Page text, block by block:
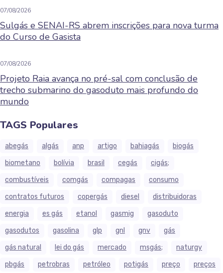
07/08/2026
Sulgás e SENAI-RS abrem inscrições para nova turma
do Curso de Gasista
07/08/2026
Projeto Raia avança no pré-sal com conclusão de
trecho submarino do gasoduto mais profundo do
mundo
TAGS Populares
abegás algás anp artigo bahiagás
biogás
biometano
bolívia brasil cegás
cigás;
combustíveis
comgás compagas
consumo
contratos futuros
copergás diesel
distribuidoras
energia
es gás etanol gasmig
gasoduto
gasodutos
gasolina glp gnl gnv
gás
gás natural
lei do gás mercado msgás;
naturgy
pbgás
petrobras petróleo potigás preço
preços